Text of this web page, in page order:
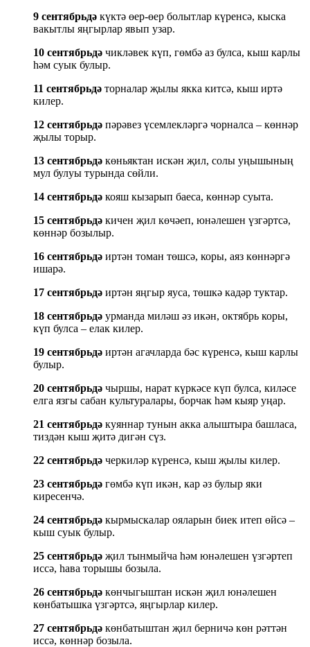
9 сентябрьдә күктә өер-өер болытлар күренсә, кыска
вакытлы яңгырлар явып узар.
10 сентябрьдә чикләвек күп, гөмбә аз булса, кыш карлы
һәм суык булыр.
11 сентябрьдә торналар җылы якка китсә, кыш иртә
килер.
12 сентябрьдә пәрәвез үсемлекләргә чорналса – көннәр
җылы торыр.
13 сентябрьдә көньяктан искән җил, солы уңышының
мул булуы турында сөйли.
14 сентябрьдә кояш кызарып баеса, көннәр суыта.
15 сентябрьдә кичен җил көчәеп, юнәлешен үзгәртсә,
көннәр бозылыр.
16 сентябрьдә иртән томан төшсә, коры, аяз көннәргә
ишарә.
17 сентябрьдә иртән яңгыр яуса, төшкә кадәр туктар.
18 сентябрьдә урманда миләш әз икән, октябрь коры,
күп булса – елак килер.
19 сентябрьдә иртән агачларда бәс күренсә, кыш карлы
булыр.
20 сентябрьдә чыршы, нарат күркәсе күп булса, киләсе
елга язгы сабан культуралары, борчак һәм кыяр уңар.
21 сентябрьдә куяннар тунын акка алыштыра башласа,
тиздән кыш җитә дигән сүз.
22 сентябрьдә черкиләр күренсә, кыш җылы килер.
23 сентябрьдә гөмбә күп икән, кар әз булыр яки
киресенчә.
24 сентябрьдә кырмыскалар ояларын биек итеп өйсә –
кыш суык булыр.
25 сентябрьдә җил тынмыйча һәм юнәлешен үзгәртеп
иссә, һава торышы бозыла.
26 сентябрьдә көнчыгыштан искән җил юнәлешен
көнбатышка үзгәртсә, яңгырлар килер.
27 сентябрьдә көнбатыштан җил берничә көн рәттән
иссә, көннәр бозыла.